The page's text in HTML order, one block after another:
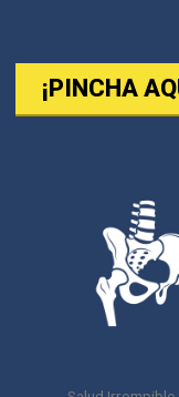
¡PINCHA